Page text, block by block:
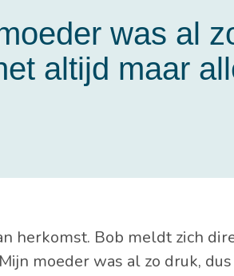
was al
altijd maar
herkomst. Bob meldt zich
moeder was al zo druk,